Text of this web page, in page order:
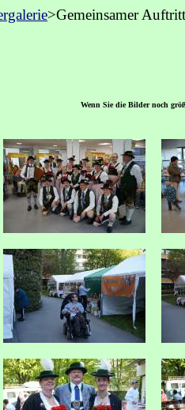
>Gemeinsamer
Wenn Sie die Bilder noch